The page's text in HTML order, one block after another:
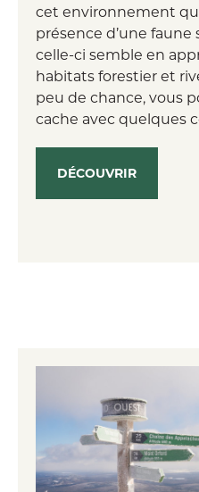
cet environnement
présence d’une
celle-ci semble en
habitats forestier et
peu de chance, vous
cache avec quelques
DÉCOUVRIR